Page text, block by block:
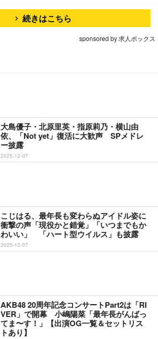
続きはこちら
sponsored by 求人ボックス
大島優子・北原里英・指原莉乃・横山由
依、「Not yet」復活に大歓声 SPメドレ
ー披露
2025-12-07
こじはる、最年長も変わらぬアイドル姿に
衝撃の声「現役かと錯覚」「いつまでもか
わいい」 「ハート型ウイルス」も披露
2025-12-07
AKB48 20周年記念コンサートPart2は「RI
VER」で開幕 小嶋陽菜「最年長がんばっ
てま〜す！」【出演OG一覧＆セットリス
トあり】